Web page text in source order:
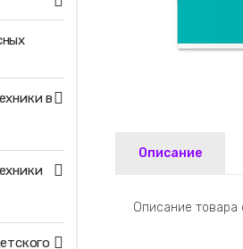
Описание
Описание товара
в